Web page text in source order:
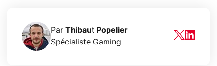
Par Thibaut Popelier
Spécialiste Gaming